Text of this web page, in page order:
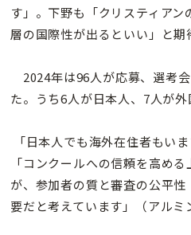
す」。下野も「クリスティア
層の国際性が出るといい」と期
2024年は96人が応募、選考
た。うち6人が日本人、7人が外
「日本人でも海外在住者もいま
「コンクールへの信頼を高め
が、参加者の質と審査の公平
要だと考えています」（アルミ